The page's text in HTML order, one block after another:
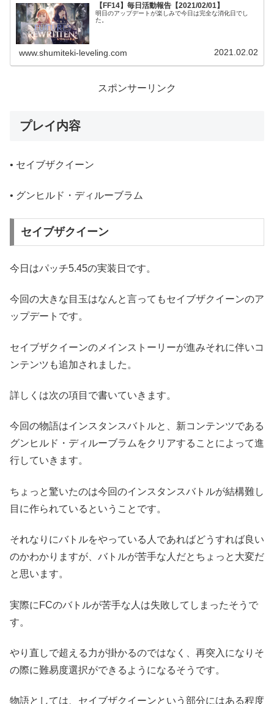
【FF14】毎日活動報告【2021/02/01】
明日のアップデートが楽しみで今日は完全な消化日でし
た。
www.shumiteki-leveling.com 2021.02.02
スポンサーリンク
プレイ内容
• セイブザクイーン
• グンヒルド・ディルーブラム
セイブザクイーン
今日はパッチ5.45の実装日です。
今回の大きな目玉はなんと言ってもセイブザクイーンのア
ップデートです。
セイブザクイーンのメインストーリーが進みそれに伴いコ
ンテンツも追加されました。
詳しくは次の項目で書いていきます。
今回の物語はインスタンスバトルと、新コンテンツである
グンヒルド・ディルーブラムをクリアすることによって進
行していきます。
ちょっと驚いたのは今回のインスタンスバトルが結構難し
目に作られているということです。
それなりにバトルをやっている人であればどうすれば良い
のかわかりますが、バトルが苦手な人だとちょっと大変だ
と思います。
実際にFCのバトルが苦手な人は失敗してしまったそうで
す。
やり直しで超える力が掛かるのではなく、再突入になりそ
の際に難易度選択ができるようになるそうです。
物語としては、セイブザクイーンという部分にはある程度